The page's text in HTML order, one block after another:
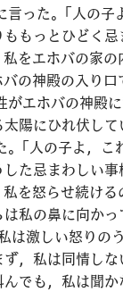
言った。「人の
もっとひどく
をエホバの家
の神殿の入り
エホバの神殿
陽にひれ伏して
。「人の子よ，
た忌まわしい
私を怒らせ続け
私の鼻に向かっ
は激しい怒りの
，私は同情しな
でも，私は聞か